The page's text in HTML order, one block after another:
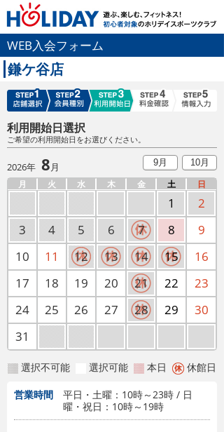
WEB入会フォーム
鎌ケ谷店
利用開始日選択
ご希望の利用開始日をお選びください。
2026年 8月 9月 10月
月 火 水 木 金 土 日
1
2
3
4 5 6 7 8
9
10
11 12 13 14 15
16
17
18 19 20 21 22
23
24
25 26 27 28 29
30
31
選択不可能 選択可能 本日 休館日
営業時間
平日・土曜：10時～23時 / 日
曜・祝日：10時～19時